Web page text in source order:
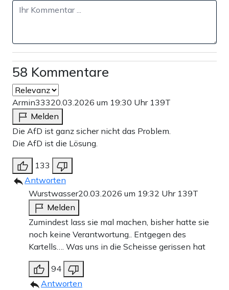
58 Kommentare
Armin33320.03.2026 um 19:30 Uhr 139T
Melden
Die AfD ist ganz sicher nicht das Problem.
Die AfD ist die Lösung.
133
Antworten
Wurstwasser20.03.2026 um 19:32 Uhr 139T
Melden
Zumindest lass sie mal machen, bisher hatte sie
noch keine Verantwortung.. Entgegen des
Kartells…. Was uns in die Scheisse gerissen hat
94
Antworten